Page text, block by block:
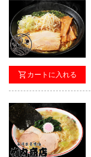
カートに入れる